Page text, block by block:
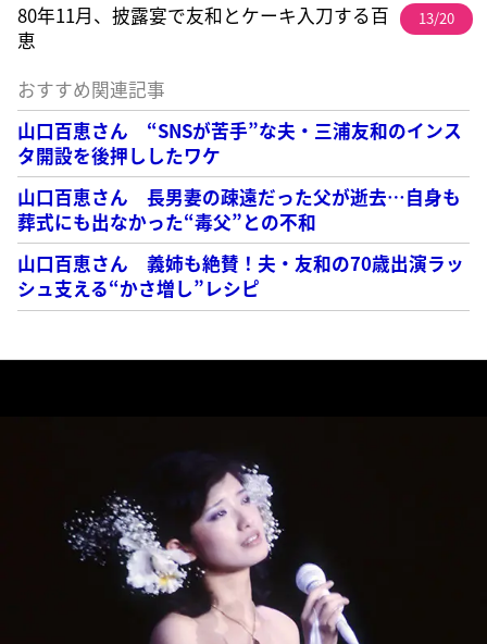
80年11月、披露宴で友和とケーキ入刀する百
恵
13/20
おすすめ関連記事
山口百恵さん “SNSが苦手”な夫・三浦友和のインス
タ開設を後押ししたワケ
山口百恵さん 長男妻の疎遠だった父が逝去…自身も
葬式にも出なかった“毒父”との不和
山口百恵さん 義姉も絶賛！夫・友和の70歳出演ラッ
シュ支える“かさ増し”レシピ